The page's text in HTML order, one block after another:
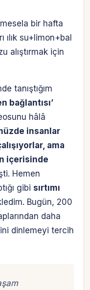
bir hafta
ılık su+limon+bal
alıştırmak için
tanıştığım
bağlantısı’
hâlâ
insanlar
ama
içerisinde
Hemen
gibi sırtımı
Bugün, 200
daha
dinlemeyi tercih